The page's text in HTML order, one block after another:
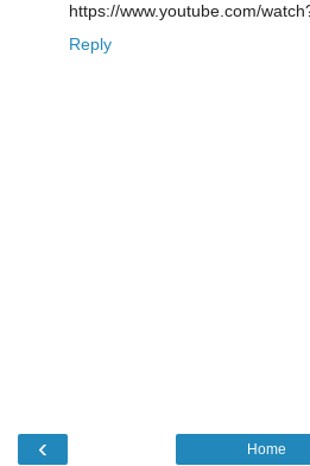
https://www.youtube.com/
Reply
‹ Home